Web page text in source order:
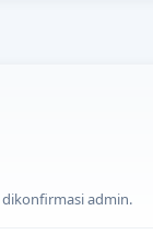
admin.